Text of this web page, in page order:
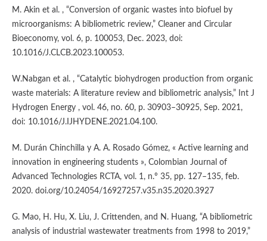
M. Akin et al. , “Conversion of organic wastes into biofuel by
microorganisms: A bibliometric review,” Cleaner and Circular
Bioeconomy, vol. 6, p. 100053, Dec. 2023, doi:
10.1016/J.CLCB.2023.100053.
W.Nabgan et al. , “Catalytic biohydrogen production from organic
waste materials: A literature review and bibliometric analysis,” Int J
Hydrogen Energy , vol. 46, no. 60, p. 30903–30925, Sep. 2021,
doi: 10.1016/J.IJHYDENE.2021.04.100.
M. Durán Chinchilla y A. A. Rosado Gómez, « Active learning and
innovation in engineering students », Colombian Journal of
Advanced Technologies RCTA, vol. 1, n.º 35, pp. 127–135, feb.
2020. doi.org/10.24054/16927257.v35.n35.2020.3927
G. Mao, H. Hu, X. Liu, J. Crittenden, and N. Huang, “A bibliometric
analysis of industrial wastewater treatments from 1998 to 2019,”